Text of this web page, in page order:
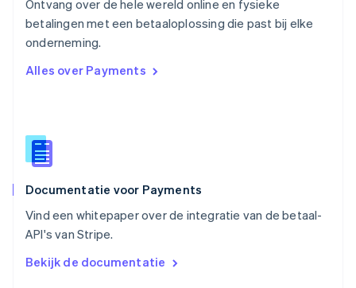
Ontvang over de hele wereld online en fysieke
betalingen met een betaaloplossing die past bij elke
onderneming.
Alles over Payments
Documentatie voor Payments
Vind een whitepaper over de integratie van de betaal-
API's van Stripe.
Bekijk de documentatie
English
Singapore
English简体中文
EnglishItaliano
Español
Thailand
Tsjechië
Vasteland van China
简体中文English
English